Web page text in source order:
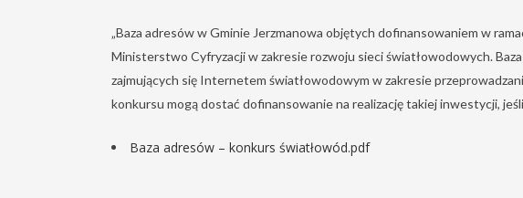
„Baza adresów w Gminie Jerzmanowa objętych dofinansowaniem w
Ministerstwo Cyfryzacji w zakresie rozwoju sieci światłowodowych.
zajmujących się Internetem światłowodowym w zakresie
konkursu mogą dostać dofinansowanie na realizację takiej inwestycji,
Baza adresów – konkurs światłowód.pdf